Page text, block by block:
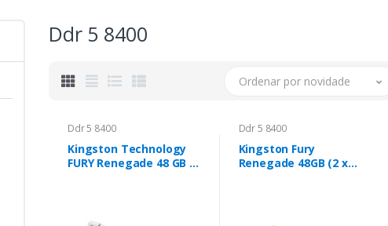
Ddr 5 8400
Ordenar por novidade
Ddr 5 8400
Kingston Technology
FURY Renegade 48 GB 2
Ddr 5 8400
Kingston Fury
Renegade 48GB (2 x